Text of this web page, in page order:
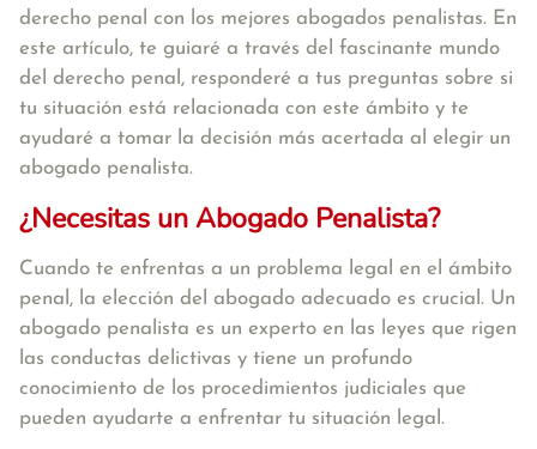
derecho penal con los mejores abogados penalistas. En
este artículo, te guiaré a través del fascinante mundo
del derecho penal, responderé a tus preguntas sobre si
tu situación está relacionada con este ámbito y te
ayudaré a tomar la decisión más acertada al elegir un
abogado penalista.
¿Necesitas un Abogado Penalista?
Cuando te enfrentas a un problema legal en el ámbito
penal, la elección del abogado adecuado es crucial. Un
abogado penalista es un experto en las leyes que rigen
las conductas delictivas y tiene un profundo
conocimiento de los procedimientos judiciales que
pueden ayudarte a enfrentar tu situación legal.